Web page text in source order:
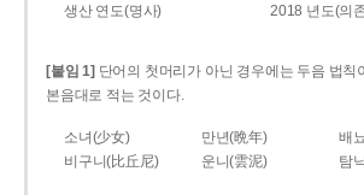
생산 연도(명사)
2018 년도(의
[붙임 1] 단어의 첫머리가 아닌 경우에는 두음 법칙
본음대로 적는 것이다.
소녀(少女) 만년(晩年)
배
비구니(比丘尼)
운니(雲泥) 탐